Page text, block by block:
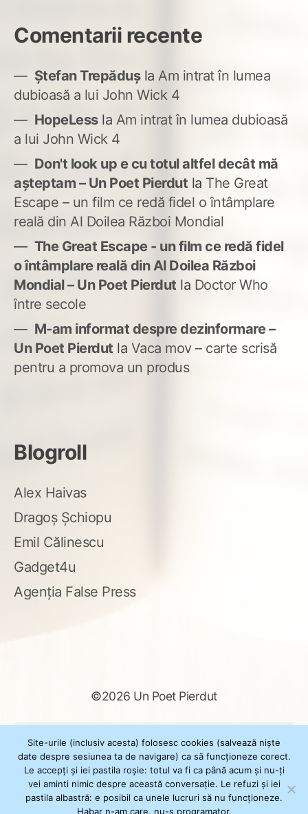
Comentarii recente
Ștefan Trepădușla Am intrat în lumea
dubioasă a lui John Wick 4
HopeLessla Am intrat în lumea dubioasă
a lui John Wick 4
Don't look up e cu totul altfel decât mă
așteptam – Un Poet Pierdut la The Great
Escape – un film ce redă fidel o întâmplare
reală din Al Doilea Război Mondial
The Great Escape - un film ce redă fidel
o întâmplare reală din Al Doilea Război
Mondial – Un Poet Pierdut la Doctor Who
între secole
M-am informat despre dezinformare –
Un Poet Pierdut la Vaca mov – carte scrisă
pentru a promova un produs
Blogroll
Alex Haivas
Dragoș Șchiopu
Emil Călinescu
Gadget4u
Agenția False Press
©2026 Un Poet Pierdut
după:
Powered byWordPress
Site-urile (inclusiv acesta) folosesc cookies (salvează niște
date despre sesiunea ta de navigare) ca să funcționeze corect.
Le accepți și iei pastila roșie: totul va fi ca până acum și nu-ți
vei aminti nimic despre această conversație. Le refuzi și iei
pastila albastră: e posibil ca unele lucruri să nu funcționeze.
Habar n-am care, nu-s programator.